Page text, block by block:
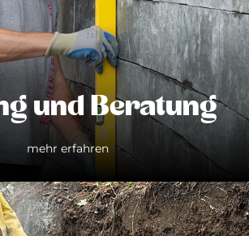
und Beratung
mehr erfahren